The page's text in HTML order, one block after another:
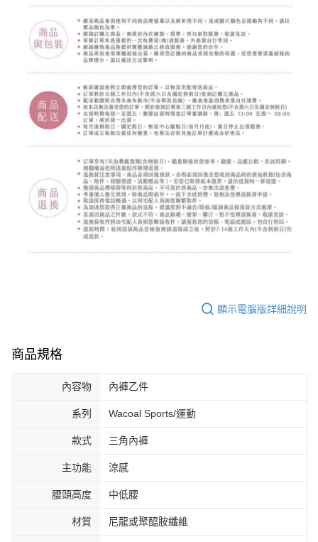
顯示電腦版詳細說明
商品規格
內容物 內褲乙件
系列 Wacoal Sports/運動
款式 三角內褲
主功能 涼感
腰頭高度 中低腰
材質 尼龍或聚醯胺纖維